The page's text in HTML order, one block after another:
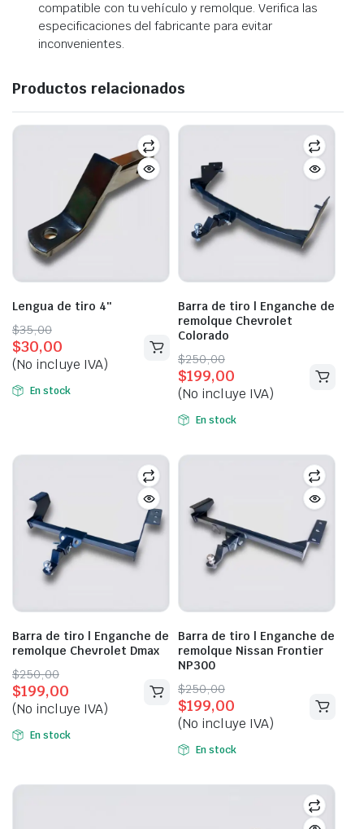
compatible con tu vehículo y remolque. Verifica las
especificaciones del fabricante para evitar
inconvenientes.
Productos relacionados
Lengua de tiro 4″
$35,00
Original
price
was:
$35,00.
$30,00
Current
price
is:
$30,00.
(No incluye IVA)
En stock
Barra de tiro | Enganche de
remolque Chevrolet
Colorado
$250,00
Original
price
was:
$250,00.
$199,00
Current
price
is:
$199,00.
(No incluye IVA)
En stock
Barra de tiro | Enganche de
remolque Chevrolet Dmax
$250,00
Original
price
was:
$250,00.
$199,00
Current
price
is:
$199,00.
(No incluye IVA)
En stock
Barra de tiro | Enganche de
remolque Nissan Frontier
NP300
$250,00
Original
price
was:
$250,00.
$199,00
Current
price
is:
$199,00.
(No incluye IVA)
En stock